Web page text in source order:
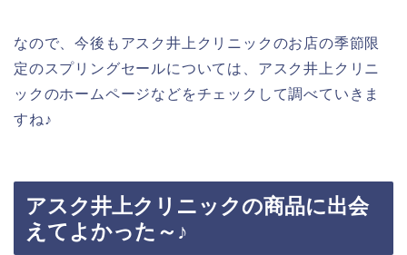
なので、今後もアスク井上クリニックのお店の季節限
定のスプリングセールについては、アスク井上クリニ
ックのホームページなどをチェックして調べていきま
すね♪
アスク井上クリニックの商品に出会
えてよかった～♪